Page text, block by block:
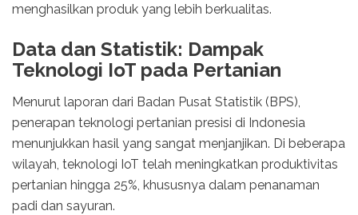
menghasilkan produk yang lebih berkualitas.
Data dan Statistik: Dampak
Teknologi IoT pada Pertanian
Menurut laporan dari Badan Pusat Statistik (BPS),
penerapan teknologi pertanian presisi di Indonesia
menunjukkan hasil yang sangat menjanjikan. Di beberapa
wilayah, teknologi IoT telah meningkatkan produktivitas
pertanian hingga 25%, khususnya dalam penanaman
padi dan sayuran.